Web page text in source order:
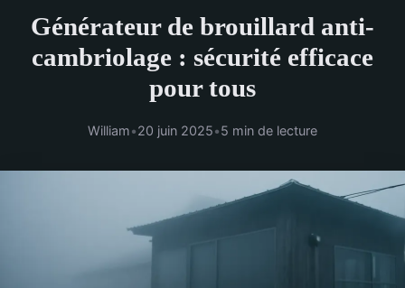
Générateur de brouillard anti-
cambriolage : sécurité efficace
pour tous
William•20 juin 2025•5 min de lecture